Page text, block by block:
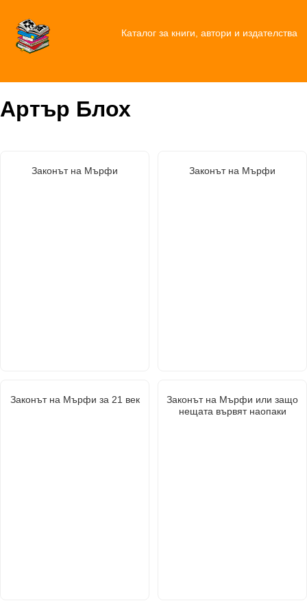
Каталог за книги, автори и издателства
Артър Блох
Законът на Мърфи Законът на Мърфи
Законът на Мърфи за 21 век
Законът на Мърфи или защо
нещата вървят наопаки